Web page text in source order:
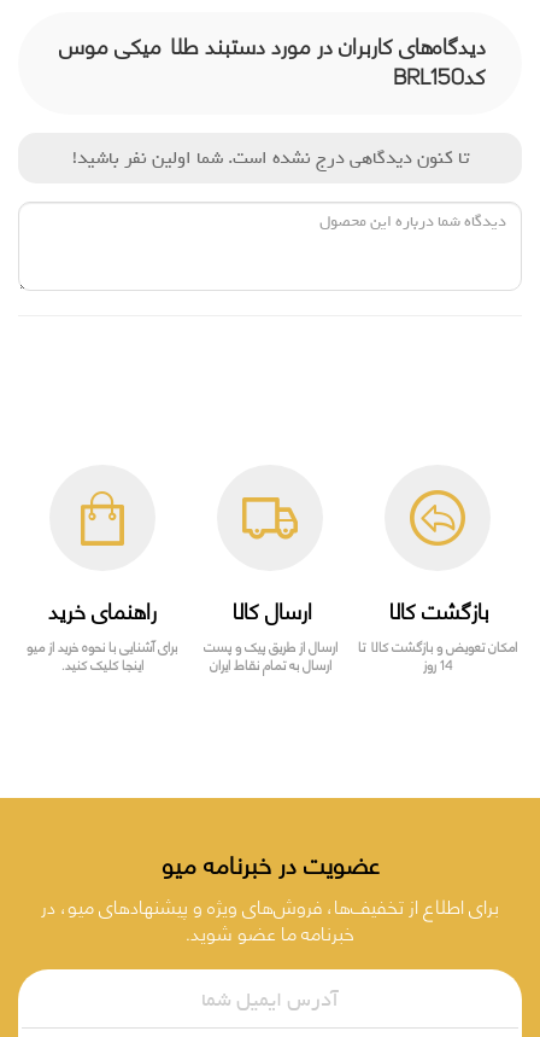
دیدگاه‌های کاربران در مورد دستبند طلا میکی موس
کدBRL150
تا کنون دیدگاهی درج نشده است. شما اولین نفر باشید!
بازگشت کالا
امکان تعویض و بازگشت کالا تا
14 روز
ارسال کالا
ارسال از طریق پیک و پست
ارسال به تمام نقاط ایران
راهنمای خرید
برای آشنایی با نحوه خرید از میو
اینجا کلیک کنید.
عضویت در خبرنامه میو
برای اطلاع از تخفیف‌ها، فروش‌های ویژه و پیشنهادهای میو، در
خبرنامه ما عضو شوید.